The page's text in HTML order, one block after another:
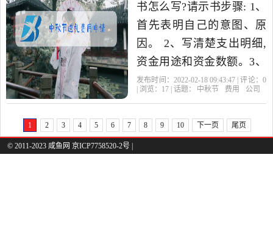
书怎么写?请示书步骤: 1、
首先表明自己的意图、原
因。 2、写清楚支出明细,
资金用途和资金数额。3、
总结。例文: XXXX年中
发布时间：2022-02-18 09:43:47 | 评论： 0
| 浏览： 17 | 话题： 中秋节 费用 公司
1 2 3 4 5 6 7 8 9 10 下一页 尾页
© 2011-2023 咸鱼网 京ICP7758520-2号 |